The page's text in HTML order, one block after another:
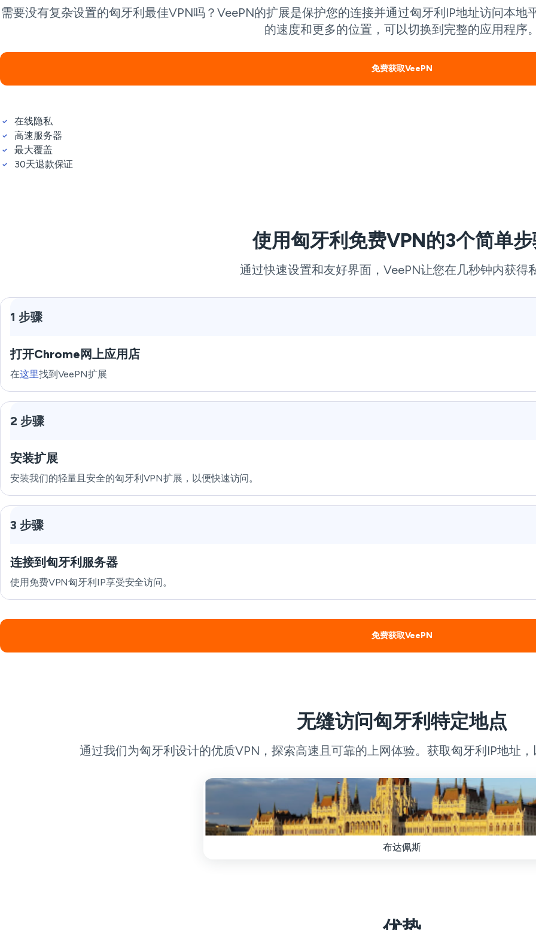
需要没有复杂设置的匈牙利最佳VPN吗？VeePN的扩展是保护您的连接并通过匈牙利IP地址访问本
的速度和更多的位置，可以切换到完整的应用程序
免费获取VeePN
在线隐私
高速服务器
最大覆盖
30天退款保证
使用匈牙利免费VPN的3个简单
通过快速设置和友好界面，VeePN让您在几秒钟内获得
1 步骤
打开Chrome网上应用店
在这里找到VeePN扩展
2 步骤
安装扩展
安装我们的轻量且安全的匈牙利VPN扩展，以便快速访问。
3 步骤
连接到匈牙利服务器
使用免费VPN匈牙利IP享受安全访问。
免费获取VeePN
无缝访问匈牙利特定地点
通过我们为匈牙利设计的优质VPN，探索高速且可靠的上网体验。获取匈牙利IP地址
布达佩斯